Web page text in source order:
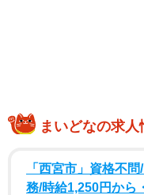
まいどなの求人
「西宮市」資格不
務/時給1,250円から